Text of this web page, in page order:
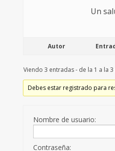
Un
Autor
Viendo 3 entradas - de la 1 a la
Debes estar registrado para
Nombre de usuario:
Contraseña: